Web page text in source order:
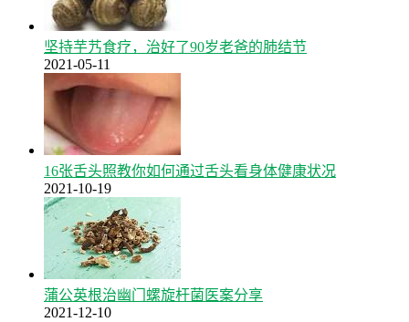
坚持芋艿食疗，治好了90岁老爸的肺结节
2021-05-11
16张舌头照教你如何通过舌头看身体健康状况
2021-10-19
蒲公英根治幽门螺旋杆菌医案分享
2021-12-10